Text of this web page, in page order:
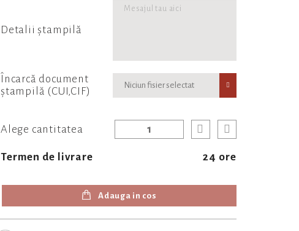
Detalii ștampilă
Încarcă document
ștampilă (CUI,CIF)
Niciun fisier selectat
Alege cantitatea
Termen de livrare 24 ore
Adauga in cos